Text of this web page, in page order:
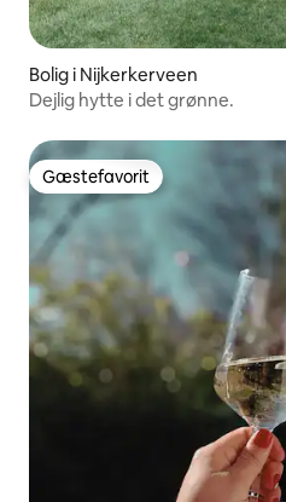
Bolig i Nijkerkerveen
Dejlig hytte i det grønne.
Gæstefavorit
Gæstefavorit